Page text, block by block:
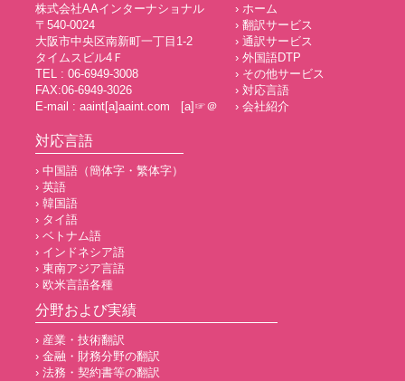
株式会社AAインターナショナル
〒540-0024
大阪市中央区南新町一丁目1-2
タイムスビル4Ｆ
TEL : 06-6949-3008
FAX:06-6949-3026
E-mail : aaint[a]aaint.com [a]☞＠
› ホーム
› 翻訳サービス
› 通訳サービス
› 外国語DTP
› その他サービス
› 対応言語
› 会社紹介
対応言語
› 中国語（簡体字・繁体字）
› 英語
› 韓国語
› タイ語
› ベトナム語
› インドネシア語
› 東南アジア言語
› 欧米言語各種
分野および実績
› 産業・技術翻訳
› 金融・財務分野の翻訳
› 法務・契約書等の翻訳